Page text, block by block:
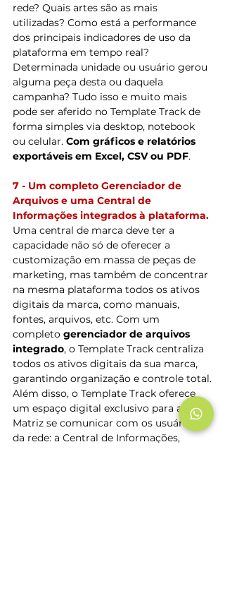
rede? Quais artes são as mais
utilizadas? Como está a performance
dos principais indicadores de uso da
plataforma em tempo real?
Determinada unidade ou usuário gerou
alguma peça desta ou daquela
campanha? Tudo isso e muito mais
pode ser aferido no Template Track de
forma simples via desktop, notebook
ou celular. Com gráficos e relatórios
exportáveis em Excel, CSV ou PDF.
7 - Um completo Gerenciador de
Arquivos e uma Central de
Informações integrados à plataforma.
Uma central de marca deve ter a
capacidade não só de oferecer a
customização em massa de peças de
marketing, mas também de concentrar
na mesma plataforma todos os ativos
digitais da marca, como manuais,
fontes, arquivos, etc. Com um
completo gerenciador de arquivos
integrado, o Template Track centraliza
todos os ativos digitais da sua marca,
garantindo organização e controle total.
Além disso, o Template Track oferece
um espaço digital exclusivo para a
Matriz se comunicar com os usuários
da rede: a Central de Informações,